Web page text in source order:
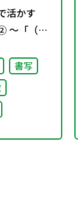
活かす
～「（学
のやさ
書写